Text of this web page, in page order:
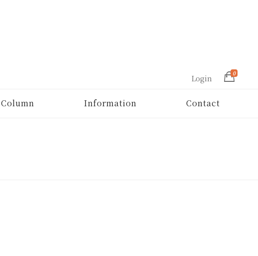
Login
0
Column Information Contact